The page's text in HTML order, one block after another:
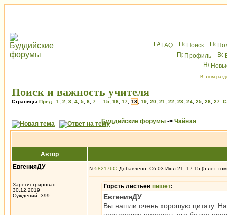
FAQ Поиск
Профиль
В этом
Поиск и важность учителя
Страницы Пред. 1 2 3 4 5 6 7 15 16 17 18 19 20 21 22 23 24 25 26 27
Буддийские форумы -> Чайная
Автор
ЕвгенияДУ
Зарегистрирован:
30.12.2019
Суждений: 399
№582176 Добавлено: Сб 03 Июл 21, 17:15 (5 лет
Горсть листьев пишет:
ЕвгенияДУ
Вы нашли очень хорошую цитату.